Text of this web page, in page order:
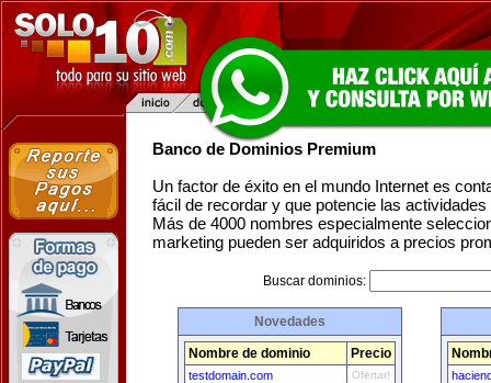
Banco de Dominios Premium
Un factor de éxito en el mundo Internet es
fácil de recordar y que potencie las
Más de 4000 nombres especialmente
marketing pueden ser adquiridos a precios
Buscar dominios:
Novedades
Nombre de dominio Precio
testdomain.com Ofertar!